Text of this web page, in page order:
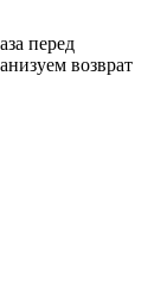
перед
возврат